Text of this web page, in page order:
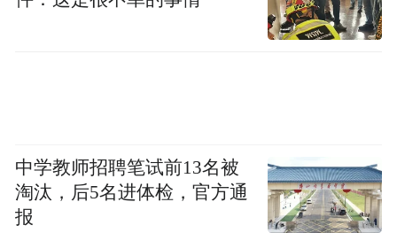
中学教师招聘笔试前13名被
淘汰，后5名进体检，官方通
报